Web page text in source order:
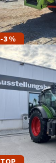
-3 %
TOP